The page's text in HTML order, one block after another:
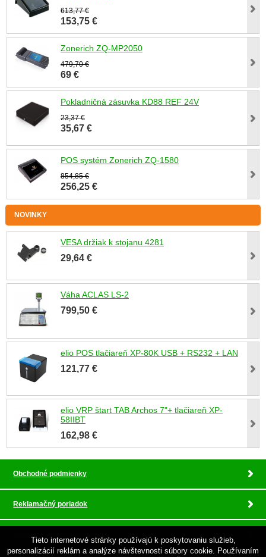
613,77 €
153,75 €
Zonerich ZQ-MP2050
479,70 €
69 €
Pokladničná zásuvka KD88 REF 24V
23,37 €
35,67 €
POS systém Zonerich ZQ-1580
854,85 €
256,25 €
NOVINKY
VESA držiak k stojanu 4281
29,64 €
Váha ACLAS LS-2
799,50 €
elio POS tlačiareň XP-80K USB + RS232 + LAN
121,77 €
elio VRP štart TAB Archos 7"+ tlačiareň XP-
58IIBT
162,98 €
Obchodné podmienky
Reklamačný poriadok
Tieto internetové stránky používajú k poskytovaniu služieb,
personalizácií reklám a analýze návštevnosti súbory cookie. Používaním